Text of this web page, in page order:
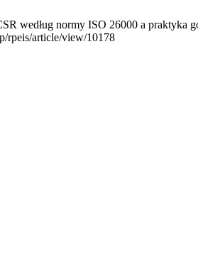
według normy ISO 26000 a praktyka
rpeis/article/view/10178